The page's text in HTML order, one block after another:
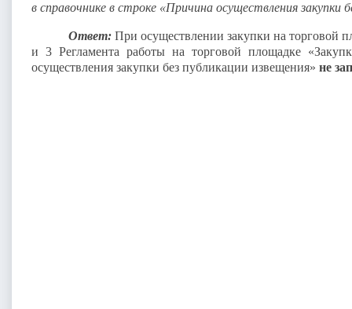
в справочнике в строке «Причина осуществления закупки
Ответ:При осуществлении закупки на торговой
и 3 Регламента работы на торговой площадке
осуществления закупки без публикации извещения» не